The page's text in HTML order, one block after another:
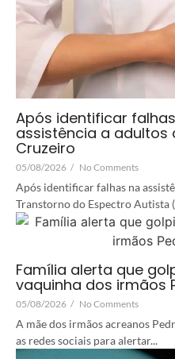
Após identificar
assistência a adultos
Cruzeiro
05/08/2026 / No Comments
Após identificar falhas na
Transtorno do Espectro Autista
Família alerta que
vaquinha dos irmãos
05/08/2026 / No Comments
A mãe dos irmãos acreanos
as redes sociais para alertar...